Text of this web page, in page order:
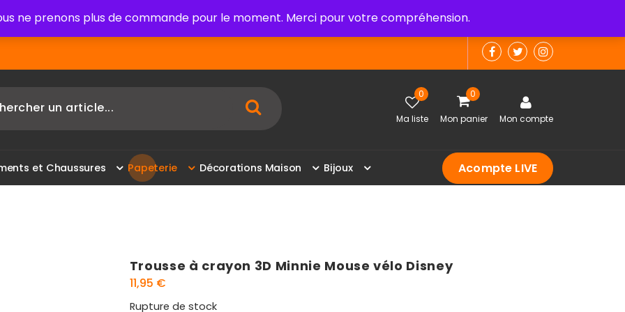
ne prenons plus de commande pour le moment. Merci pour votre compréhension.
0
Ma liste
0
Mon panier Mon compte
ents et Chaussures Papeterie Décorations Maison Bijoux Acompte LIVE
Trousse à crayon 3D Minnie Mouse vélo Disney
11,95 €
Rupture de stock